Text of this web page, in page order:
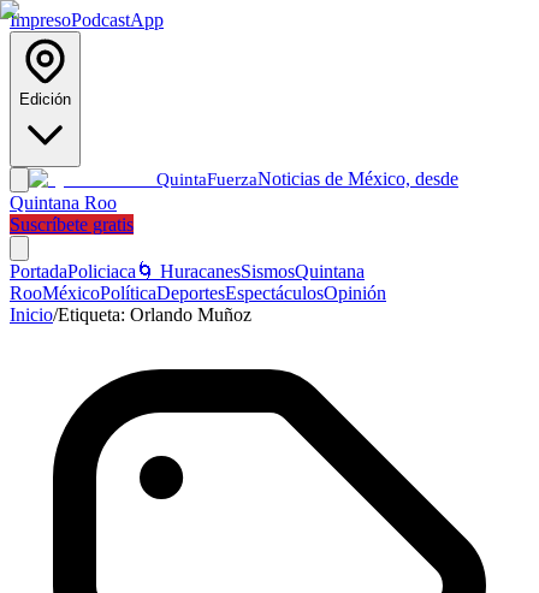
ImpresoPodcastApp
Edición
QuintaFuerzaNoticias de México, desde
Quintana Roo
Suscríbete gratis
PortadaPoliciaca 🌀 HuracanesSismosQuintana
RooMéxicoPolíticaDeportesEspectáculosOpinión
Inicio/Etiqueta: Orlando Muñoz